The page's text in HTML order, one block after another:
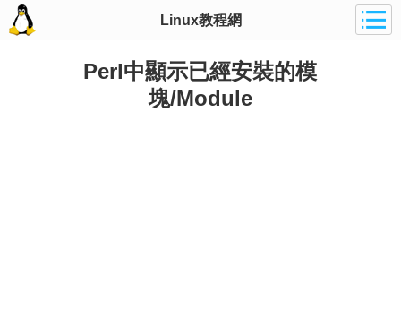
Linux教程網
Perl中顯示已經安裝的模
塊/Module